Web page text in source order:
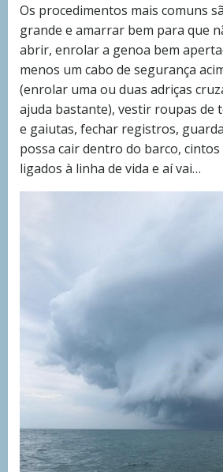
Os procedimentos mais comuns
grande e amarrar bem para que
abrir, enrolar a genoa bem
menos um cabo de segurança
(enrolar uma ou duas adriças
ajuda bastante), vestir roupas de
e gaiutas, fechar registros,
possa cair dentro do barco,
ligados à linha de vida e aí vai…